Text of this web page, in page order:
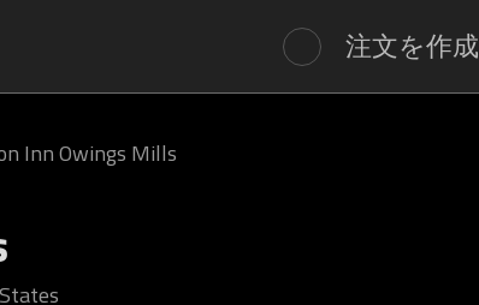
注文を作成
Inn Owings Mills